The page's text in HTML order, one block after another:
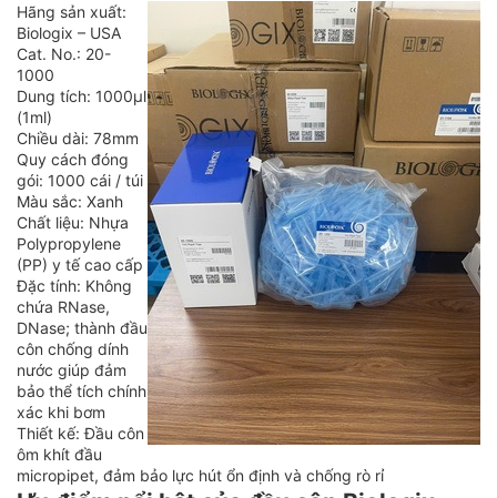
Hãng sản xuất:
Biologix – USA
Cat. No.: 20-
1000
Dung tích: 1000µl
(1ml)
Chiều dài: 78mm
Quy cách đóng
gói: 1000 cái / túi
Màu sắc: Xanh
Chất liệu: Nhựa
Polypropylene
(PP) y tế cao cấp
Đặc tính: Không
chứa RNase,
DNase; thành đầu
côn chống dính
nước giúp đảm
bảo thể tích chính
xác khi bơm
Thiết kế: Đầu côn
ôm khít đầu
micropipet, đảm bảo lực hút ổn định và chống rò rỉ